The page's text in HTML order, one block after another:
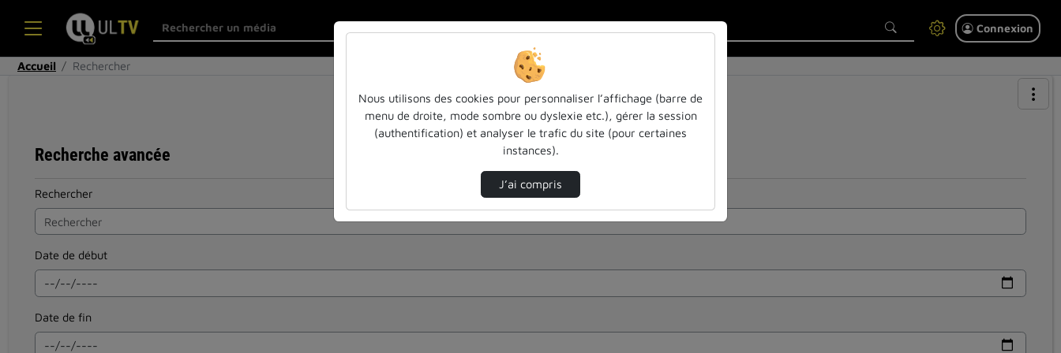
Connexion
Accueil Rechercher
Recherche avancée
Rechercher
Date de début
Date de fin
Nous utilisons des cookies pour personnaliser l’affichage (barre de
menu de droite, mode sombre ou dyslexie etc.), gérer la session
(authentification) et analyser le trafic du site (pour certaines
instances).
J’ai compris